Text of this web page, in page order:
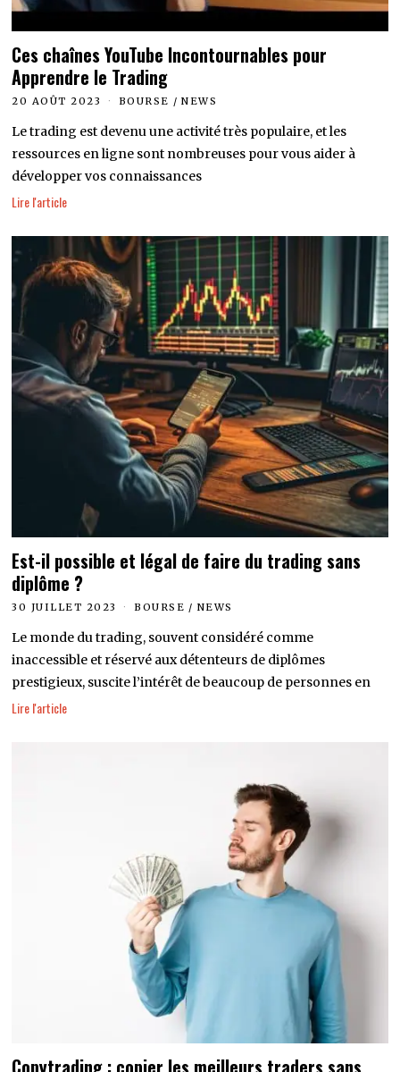
Ces chaînes YouTube Incontournables pour
Apprendre le Trading
20 AOÛT 2023 BOURSE / NEWS
Le trading est devenu une activité très populaire, et les
ressources en ligne sont nombreuses pour vous aider à
développer vos connaissances
Lire l'article
Est-il possible et légal de faire du trading sans
diplôme ?
30 JUILLET 2023 BOURSE / NEWS
Le monde du trading, souvent considéré comme
inaccessible et réservé aux détenteurs de diplômes
prestigieux, suscite l’intérêt de beaucoup de personnes en
Lire l'article
Copytrading : copier les meilleurs traders sans